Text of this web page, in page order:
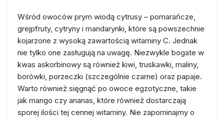
Wśród owoców prym wiodą cytrusy – pomarańcze,
grejpfruty, cytryny i mandarynki, które są powszechnie
kojarzone z wysoką zawartością witaminy C. Jednak
nie tylko one zasługują na uwagę. Niezwykle bogate w
kwas askorbinowy są również kiwi, truskawki, maliny,
borówki, porzeczki (szczególnie czarne) oraz papaje.
Warto również sięgnąć po owoce egzotyczne, takie
jak mango czy ananas, które również dostarczają
sporej ilości tej cennej witaminy. Nie zapominajmy o